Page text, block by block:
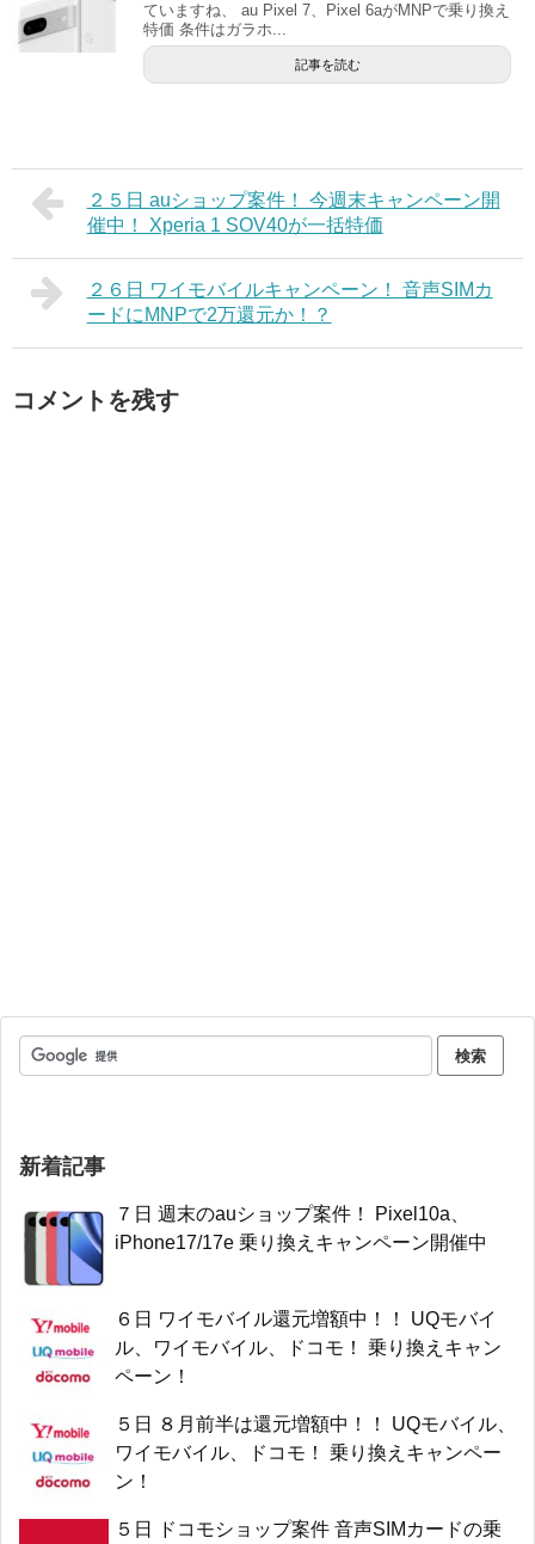
ていますね、 au Pixel 7、Pixel 6aがMNPで乗り換え
特価 条件はガラホ...
記事を読む
２５日 auショップ案件！ 今週末キャンペーン開
催中！ Xperia 1 SOV40が一括特価
２６日 ワイモバイルキャンペーン！ 音声SIMカ
ードにMNPで2万還元か！？
コメントを残す
新着記事
７日 週末のauショップ案件！ Pixel10a、
iPhone17/17e 乗り換えキャンペーン開催中
６日 ワイモバイル還元増額中！！ UQモバイ
ル、ワイモバイル、ドコモ！ 乗り換えキャン
ペーン！
５日 ８月前半は還元増額中！！ UQモバイル、
ワイモバイル、ドコモ！ 乗り換えキャンペー
ン！
５日 ドコモショップ案件 音声SIMカードの乗